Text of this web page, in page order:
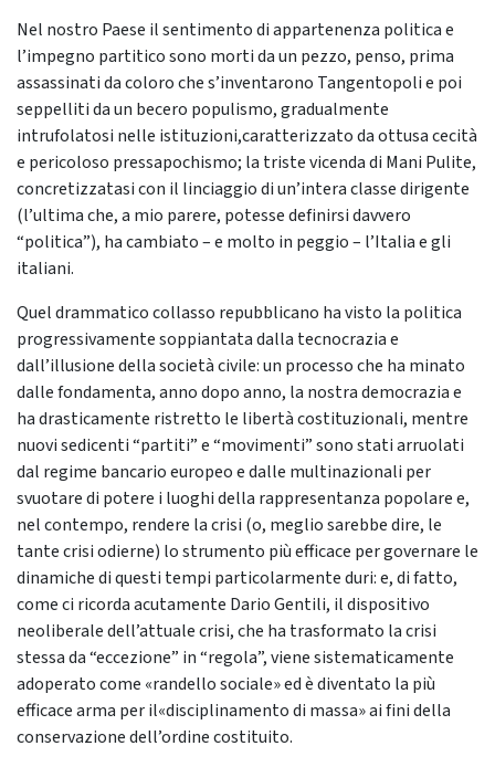
Nel nostro Paese il sentimento di appartenenza politica e
l’impegno partitico sono morti da un pezzo, penso, prima
assassinati da coloro che s’inventarono Tangentopoli e poi
seppelliti da un becero populismo, gradualmente
intrufolatosi nelle istituzioni,caratterizzato da ottusa cecità
e pericoloso pressapochismo; la triste vicenda di Mani Pulite,
concretizzatasi con il linciaggio di un’intera classe dirigente
(l’ultima che, a mio parere, potesse definirsi davvero
“politica”), ha cambiato – e molto in peggio – l’Italia e gli
italiani.
Quel drammatico collasso repubblicano ha visto la politica
progressivamente soppiantata dalla tecnocrazia e
dall’illusione della società civile: un processo che ha minato
dalle fondamenta, anno dopo anno, la nostra democrazia e
ha drasticamente ristretto le libertà costituzionali, mentre
nuovi sedicenti “partiti” e “movimenti” sono stati arruolati
dal regime bancario europeo e dalle multinazionali per
svuotare di potere i luoghi della rappresentanza popolare e,
nel contempo, rendere la crisi (o, meglio sarebbe dire, le
tante crisi odierne) lo strumento più efficace per governare le
dinamiche di questi tempi particolarmente duri: e, di fatto,
come ci ricorda acutamente Dario Gentili, il dispositivo
neoliberale dell’attuale crisi, che ha trasformato la crisi
stessa da “eccezione” in “regola”, viene sistematicamente
adoperato come «randello sociale» ed è diventato la più
efficace arma per il«disciplinamento di massa» ai fini della
conservazione dell’ordine costituito.